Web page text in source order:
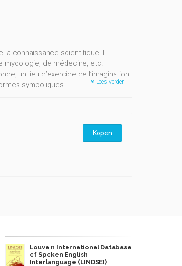
la connaissance scientifique. Il
mycologie, de médecine, etc.
un lieu d’exercice de l’imagination
symboliques.
qui organise ce livre.
Lees verder
Kopen
Louvain International Database
of Spoken English
Interlanguage (LINDSEI)